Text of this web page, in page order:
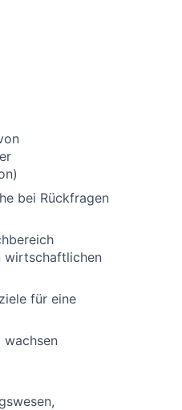
bei Rückfragen
wirtschaftlichen
für eine
wachsen